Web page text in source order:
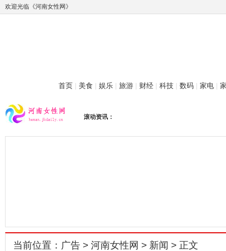
欢迎光临《河南女性网》
首页 | 美食 | 娱乐 | 旅游 | 财经 | 科技 | 数码 | 家电 |
滚动资讯：
当前位置： 广告 > 河南女性网 > 新闻 > 正文